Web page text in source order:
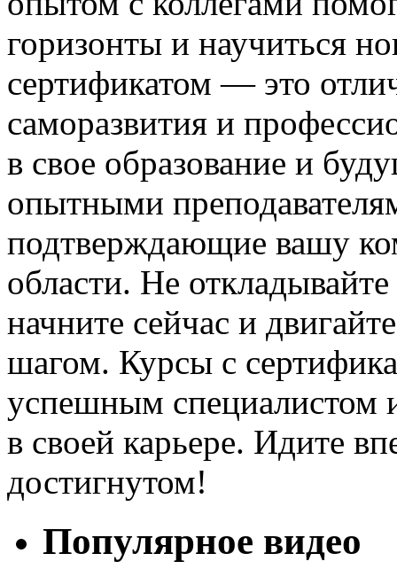
горизонты и научиться
сертификатом — это
саморазвития и
в свое образование и
опытными
подтверждающие вашу
области. Не
начните сейчас и
шагом. Курсы с
успешным специалистом
в своей карьере. Идите
достигнутом!
Популярное видео